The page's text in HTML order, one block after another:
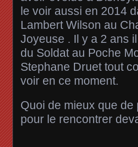
le voir aussi en 2014
Lambert Wilson au
Joyeuse . Il y a 2 ans
du Soldat au Poche
Stephane Druet tout
voir en ce moment.
Quoi de mieux que
pour le rencontrer